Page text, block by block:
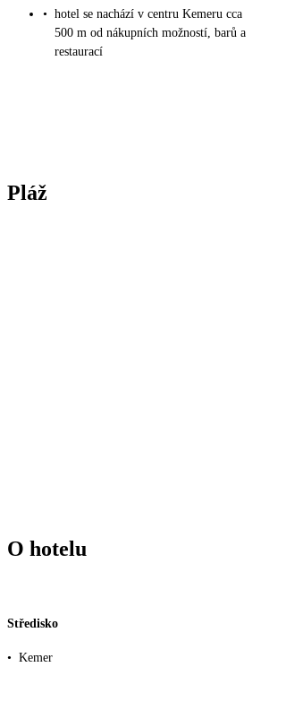
• hotel se nachází v centru Kemeru cca
500 m od nákupních možností, barů a
restaurací
Pláž
O hotelu
Středisko
• Kemer